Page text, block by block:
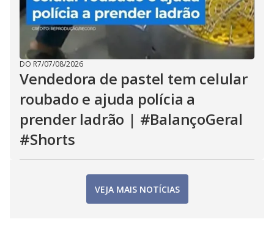
DO R7/07/08/2026
Vendedora de pastel tem celular
roubado e ajuda polícia a
prender ladrão | #BalançoGeral
#Shorts
VEJA MAIS NOTÍCIAS